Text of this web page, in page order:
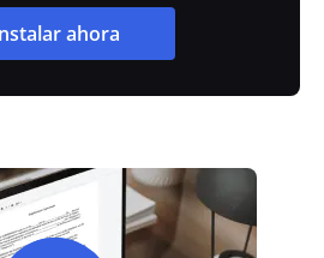
ahora